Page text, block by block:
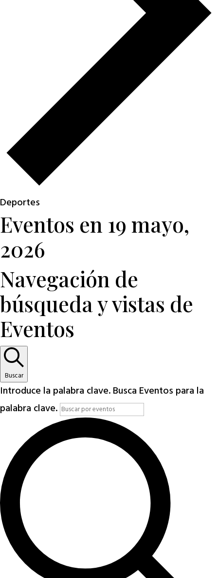
Deportes
Eventos en 19 mayo,
2026
Navegación de
búsqueda y vistas de
Eventos
Buscar
Introduce la palabra clave. Busca Eventos para la
palabra clave.